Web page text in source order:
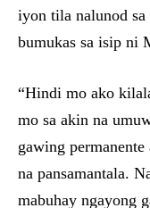
iyon tila nalunod sa
bumukas sa isip ni
“Hindi mo ako
mo sa akin na
gawing
na pansamantala.
mabuhay ngayong